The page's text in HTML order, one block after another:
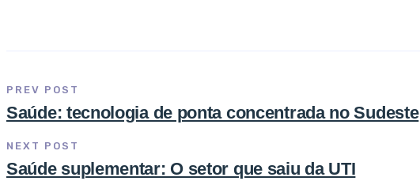
PREV POST
Saúde: tecnologia de ponta concentrada no Sudeste
NEXT POST
Saúde suplementar: O setor que saiu da UTI